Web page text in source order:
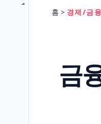
홈 홈 > 경제/금융
금